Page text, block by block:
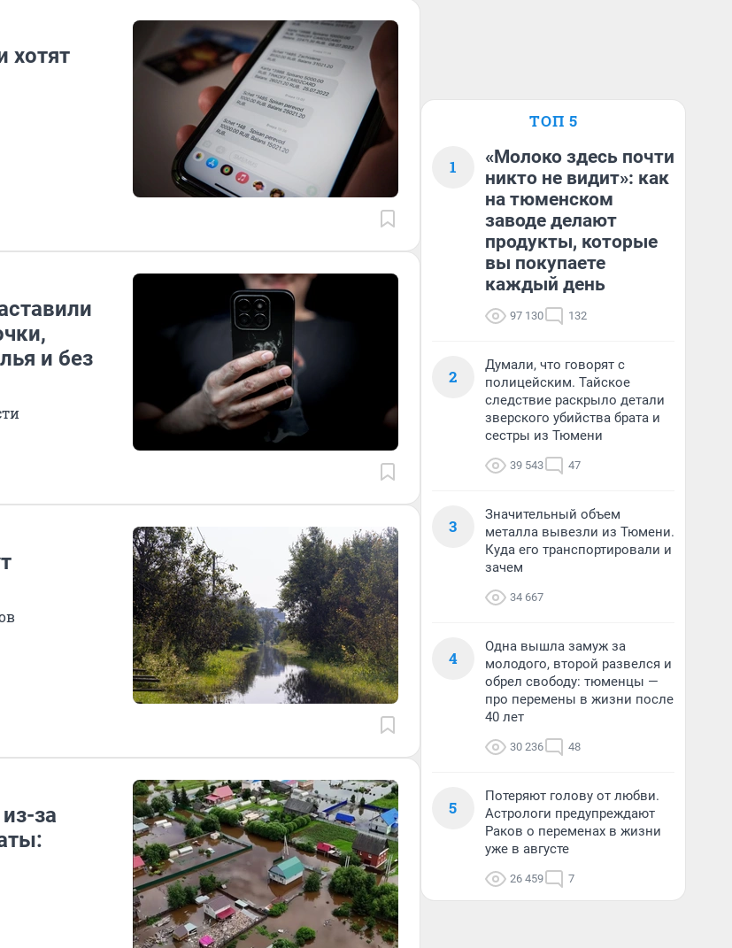
хотят
и без
за
ТОП 5
1
«Молоко здесь почти
никто не видит»: как
на тюменском
заводе делают
продукты, которые
вы покупаете
каждый день
97 130 132
2
Думали, что говорят с
полицейским. Тайское
следствие раскрыло детали
зверского убийства брата и
сестры из Тюмени
39 543 47
3
Значительный объем
металла вывезли из Тюмени.
Куда его транспортировали и
зачем
34 667
4
Одна вышла замуж за
молодого, второй развелся и
обрел свободу: тюменцы —
про перемены в жизни после
40 лет
30 236 48
5
Потеряют голову от любви.
Астрологи предупреждают
Раков о переменах в жизни
уже в августе
26 459 7